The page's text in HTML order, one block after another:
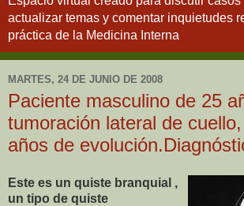
actualizar temas y comentar inquietudes
práctica de la Medicina Interna
MARTES, 24 DE JUNIO DE 2008
Paciente masculino de 25
tumoración lateral de
años de
Este es un quiste branquial ,
un tipo de quiste